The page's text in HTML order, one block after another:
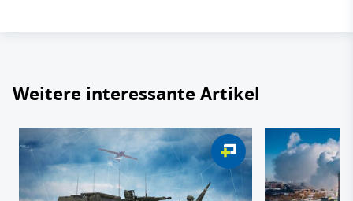
Weitere interessante Artikel